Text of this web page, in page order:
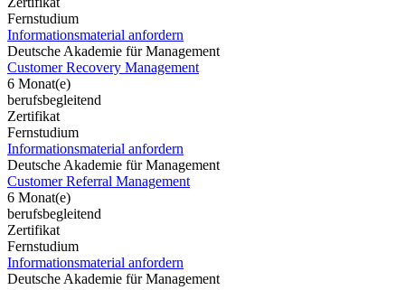
Fernstudium
Informationsmaterial anfordern
Deutsche Akademie für Management
Customer Recovery Management
6 Monat(e)
berufsbegleitend
Zertifikat
Fernstudium
Informationsmaterial anfordern
Deutsche Akademie für Management
Customer Referral Management
6 Monat(e)
berufsbegleitend
Zertifikat
Fernstudium
Informationsmaterial anfordern
Deutsche Akademie für Management